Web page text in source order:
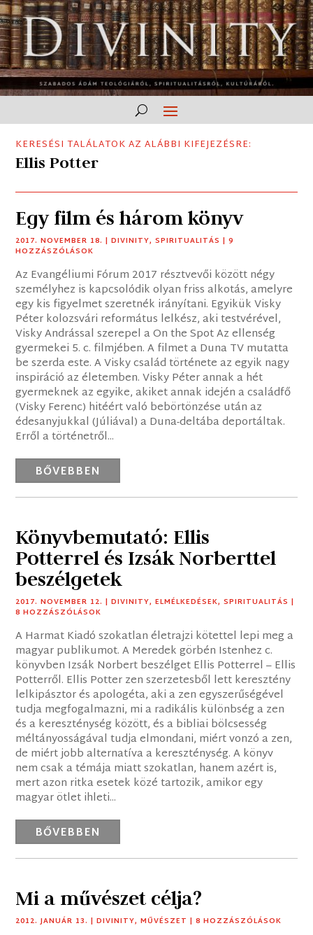
KERESÉSI TALÁLATOK AZ ALÁBBI KIFEJEZÉSRE:
Ellis Potter
Egy film és három könyv
2017. NOVEMBER 18. |DIVINITY,SPIRITUALITÁS | 9
HOZZÁSZÓLÁSOK
Az Evangéliumi Fórum 2017 résztvevői között négy
személyhez is kapcsolódik olyan friss alkotás, amelyre
egy kis figyelmet szeretnék irányítani. Egyikük Visky
Péter kolozsvári református lelkész, aki testvérével,
Visky Andrással szerepel a On the Spot Az ellenség
gyermekei 5. c. filmjében. A filmet a Duna TV mutatta
be szerda este. A Visky család története az egyik nagy
inspiráció az életemben. Visky Péter annak a hét
gyermeknek az egyike, akiket annak idején a családfő
(Visky Ferenc) hitéért való bebörtönzése után az
édesanyjukkal (Júliával) a Duna-deltába deportáltak.
Erről a történetről...
BŐVEBBEN
Könyvbemutató: Ellis
Potterrel és Izsák Norberttel
beszélgetek
2017. NOVEMBER 12. |DIVINITY,ELMÉLKEDÉSEK,SPIRITUALITÁS |
8 HOZZÁSZÓLÁSOK
A Harmat Kiadó szokatlan életrajzi kötettel lepi meg a
magyar publikumot. A Meredek görbén Istenhez c.
könyvben Izsák Norbert beszélget Ellis Potterrel – Ellis
Potterről. Ellis Potter zen szerzetesből lett keresztény
lelkipásztor és apologéta, aki a zen egyszerűségével
tudja megfogalmazni, mi a radikális különbség a zen
és a kereszténység között, és a bibliai bölcsesség
méltányosságával tudja elmondani, miért vonzó a zen,
de miért jobb alternatíva a kereszténység. A könyv
nem csak a témája miatt szokatlan, hanem azért is,
mert azon ritka esetek közé tartozik, amikor egy
magyar ötlet ihleti...
BŐVEBBEN
Mi a művészet célja?
2012. JANUÁR 13. |DIVINITY,MŰVÉSZET | 8 HOZZÁSZÓLÁSOK